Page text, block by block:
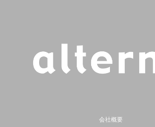
会社概要